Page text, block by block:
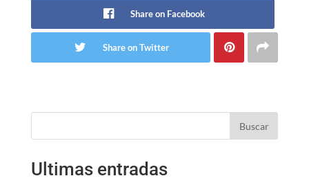
Share on Facebook
Share on Twitter
Buscar
Ultimas entradas